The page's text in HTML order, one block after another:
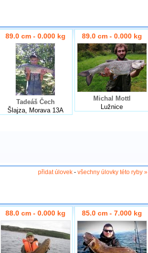
89.0 cm - 0.000 kg
Tadeáš Čech
Šlajza, Morava 13A
89.0 cm - 0.000 kg
Michal Mottl
Lužnice
přidat úlovek - všechny úlovky této ryby »
88.0 cm - 0.000 kg 85.0 cm - 7.000 kg